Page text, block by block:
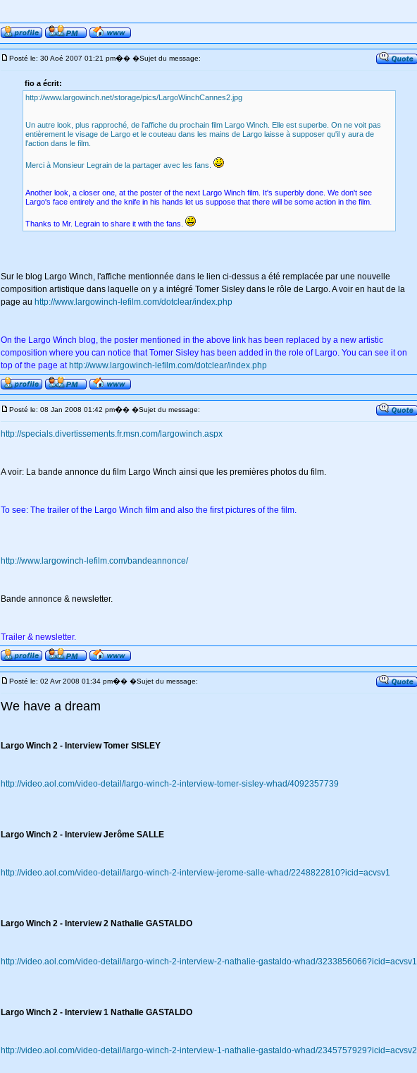
Posté le: 30 Aoé 2007 01:21 pm�� �Sujet du message:
fio a écrit:
http://www.largowinch.net/storage/pics/LargoWinchCannes2.jpg
Un autre look, plus rapproché, de l'affiche du prochain film Largo Winch. Elle est superbe. On ne voit pas
entièrement le visage de Largo et le couteau dans les mains de Largo laisse à supposer qu'il y aura de
l'action dans le film.
Merci à Monsieur Legrain de la partager avec les fans.
Another look, a closer one, at the poster of the next Largo Winch film. It's superbly done. We don't see
Largo's face entirely and the knife in his hands let us suppose that there will be some action in the film.
Thanks to Mr. Legrain to share it with the fans.
Sur le blog Largo Winch, l'affiche mentionnée dans le lien ci-dessus a été remplacée par une nouvelle
composition artistique dans laquelle on y a intégré Tomer Sisley dans le rôle de Largo. A voir en haut de la
page au http://www.largowinch-lefilm.com/dotclear/index.php
On the Largo Winch blog, the poster mentioned in the above link has been replaced by a new artistic
composition where you can notice that Tomer Sisley has been added in the role of Largo. You can see it on
top of the page at http://www.largowinch-lefilm.com/dotclear/index.php
Posté le: 08 Jan 2008 01:42 pm�� �Sujet du message:
http://specials.divertissements.fr.msn.com/largowinch.aspx
A voir: La bande annonce du film Largo Winch ainsi que les premières photos du film.
To see: The trailer of the Largo Winch film and also the first pictures of the film.
http://www.largowinch-lefilm.com/bandeannonce/
Bande annonce & newsletter.
Trailer & newsletter.
Posté le: 02 Avr 2008 01:34 pm�� �Sujet du message:
We have a dream
Largo Winch 2 - Interview Tomer SISLEY
http://video.aol.com/video-detail/largo-winch-2-interview-tomer-sisley-whad/4092357739
Largo Winch 2 - Interview Jerôme SALLE
http://video.aol.com/video-detail/largo-winch-2-interview-jerome-salle-whad/2248822810?icid=acvsv1
Largo Winch 2 - Interview 2 Nathalie GASTALDO
http://video.aol.com/video-detail/largo-winch-2-interview-2-nathalie-gastaldo-whad/3233856066?icid=acvsv1
Largo Winch 2 - Interview 1 Nathalie GASTALDO
http://video.aol.com/video-detail/largo-winch-2-interview-1-nathalie-gastaldo-whad/2345757929?icid=acvsv2